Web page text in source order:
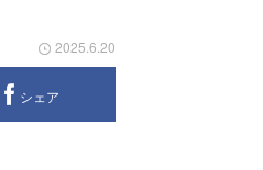
2025.6.20
シェア